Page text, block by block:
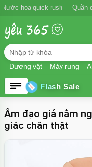
Nước hoa quick rush Quần
Dương vật Máy rung
Flash Sale
Âm đạo giả nằm
giác chân thật